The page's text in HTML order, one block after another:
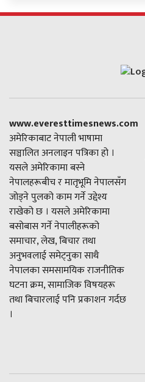
www.everesttimesnews.com
अमेरिकाबाट नेपाली भाषामा
सञ्चालित अनलाइन पत्रिका हो ।
यसले अमेरिकामा बस्ने
नेपालहरूबीच र मातृभूमि नेपालसँग
जोड्ने पुलको काम गर्ने उद्देश्य
राखेको छ । यसले अमेरिकामा
बसोबास गर्ने नेपालीहरूको
समाचार, लेख, बिचार तथा
अनुभवलाई समेट्नुका साथै
नेपालका समसामयिक राजनीतिक
घटना क्रम, सामाजिक विषयहरू
तथा बिचारलाई पनि प्रकाशन गर्दछ
।